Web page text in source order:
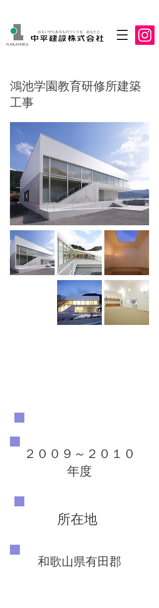
おもいやりあるものづくりを あなたと
鴻池学園教育研修所建築
工事
２００９～２０１０
年度
所在地
和歌山県有田郡